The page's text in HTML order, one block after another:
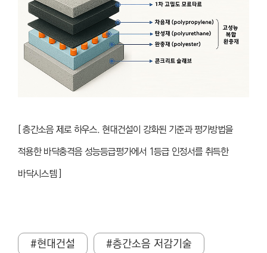
[ 층간소음 제로 하우스. 현대건설이 강화된 기준과 평가방법을
적용한 바닥충격음 성능등급평가에서 1등급 인정서를 취득한
바닥시스템 ]
#현대건설
#층간소음 저감기술